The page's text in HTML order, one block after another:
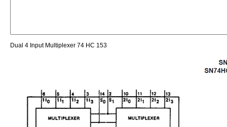
Dual 4 Input Multiplexer 74 HC 153